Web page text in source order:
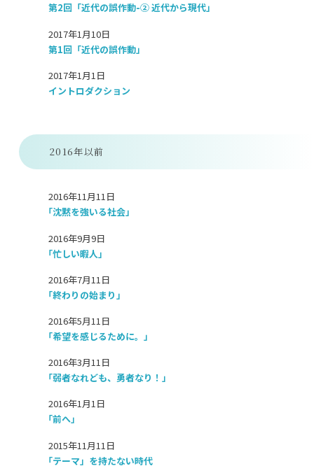
第2回「近代の誤作動-② 近代から現代」
2017年1月10日
第1回「近代の誤作動」
2017年1月1日
イントロダクション
2016年以前
2016年11月11日
「沈黙を強いる社会」
2016年9月9日
「忙しい暇人」
2016年7月11日
「終わりの始まり」
2016年5月11日
「希望を感じるために。」
2016年3月11日
「弱者なれども、勇者なり！」
2016年1月1日
「前へ」
2015年11月11日
「テーマ」を持たない時代